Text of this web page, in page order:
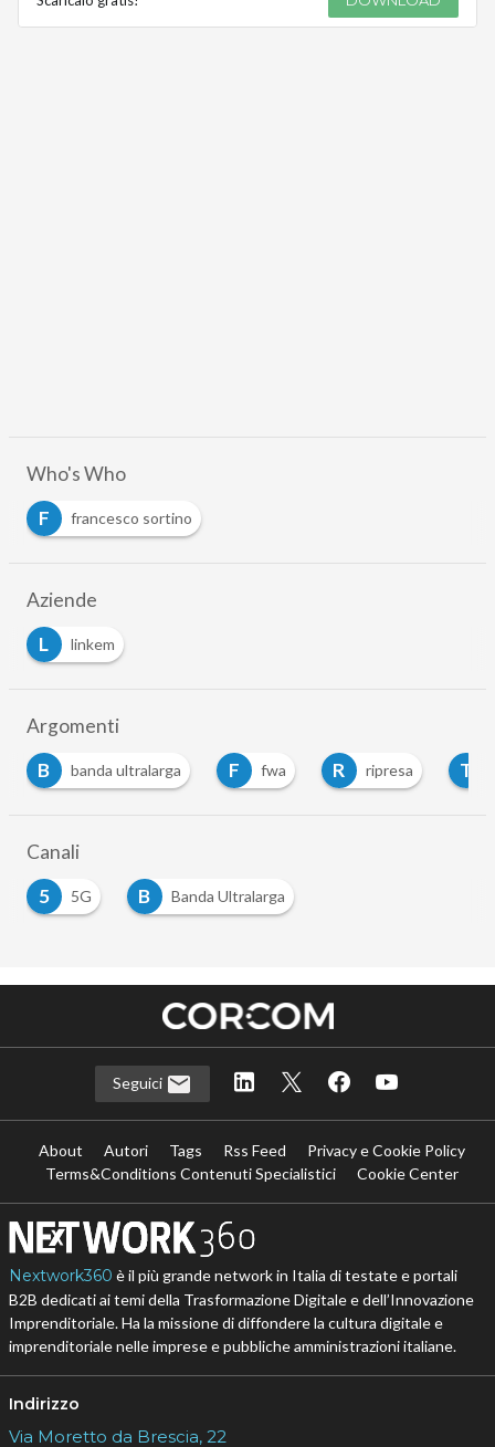
Who's Who
F
francesco sortino
Aziende
L
linkem
Argomenti
B
banda ultralarga F fwa R ripresa T
Canali
5
5G B Banda Ultralarga
Seguici
About Autori Tags Rss Feed
Privacy e Cookie Policy
Terms&Conditions Contenuti Specialistici
Cookie Center
Nextwork360 è il più grande network in Italia di testate e portali
B2B dedicati ai temi della Trasformazione Digitale e dell’Innovazione
Imprenditoriale. Ha la missione di diffondere la cultura digitale e
imprenditoriale nelle imprese e pubbliche amministrazioni italiane.
Indirizzo
Via Moretto da Brescia, 22